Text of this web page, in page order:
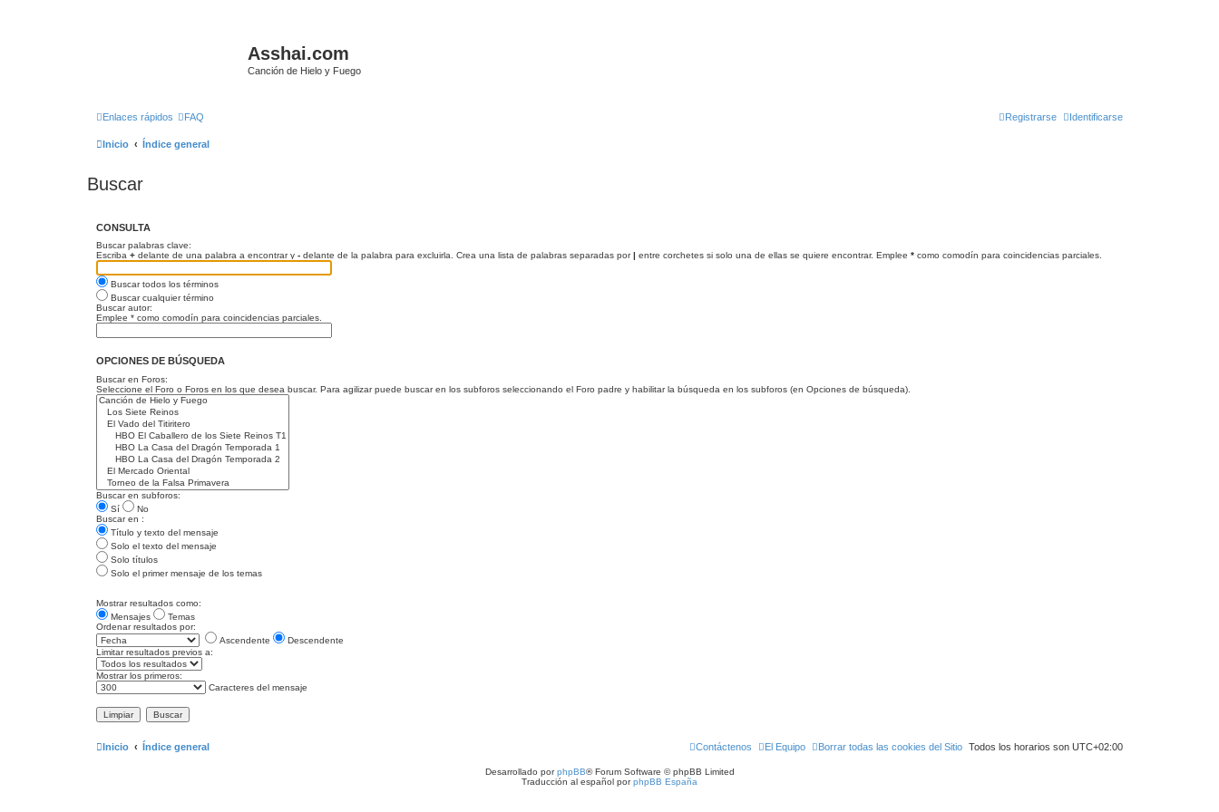
Asshai.com
Canción de Hielo y Fuego
Enlaces rápidos FAQ Identificarse
Registrarse
Inicio Índice general
Buscar
CONSULTA
Buscar palabras clave:
Escriba + delante de una palabra a encontrar y - delante de la palabra para excluirla. Crea una lista de palabras separadas por| entre corchetes si solo una de ellas se quiere encontrar. Emplee * como comodín para coincidencias parciales.
Buscar todos los términos
Buscar cualquier término
Buscar autor:
Emplee * como comodín para coincidencias parciales.
OPCIONES DE BÚSQUEDA
Buscar en Foros:
Seleccione el Foro o Foros en los que desea buscar. Para agilizar puede buscar en los subforos seleccionando el Foro padre y habilitar la búsqueda en los subforos (en Opciones de búsqueda).
Buscar en subforos:
Sí
No
Buscar en :
Título y texto del mensaje
Solo el texto del mensaje
Solo títulos
Solo el primer mensaje de los temas
Mostrar resultados como:
Mensajes
Temas
Ordenar resultados por:
Ascendente
Descendente
Limitar resultados previos a:
Mostrar los primeros:
Caracteres del mensaje
Inicio Índice general Todos los horarios son UTC+02:00
Borrar todas las cookies del Sitio
El Equipo
Contáctenos
Desarrollado porphpBB® Forum Software © phpBB Limited
Traducción al español porphpBB España